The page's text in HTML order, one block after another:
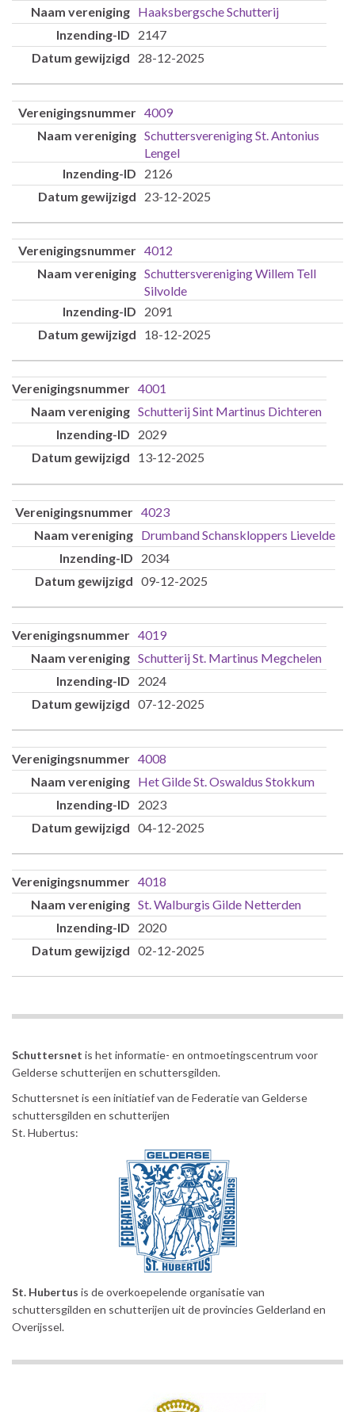
Haaksbergsche Schutterij
2147
28-12-2025
4009
Schuttersvereniging St. Antonius
Lengel
2126
23-12-2025
4012
Schuttersvereniging Willem Tell
Silvolde
2091
18-12-2025
4001
Schutterij Sint Martinus Dichteren
2029
13-12-2025
4023
Drumband Schanskloppers Lievelde
2034
09-12-2025
4019
Schutterij St. Martinus Megchelen
2024
07-12-2025
4008
Het Gilde St. Oswaldus Stokkum
2023
04-12-2025
4018
St. Walburgis Gilde Netterden
2020
02-12-2025
Schuttersnet is het informatie- en ontmoetingscentrum voor
Gelderse schutterijen en schuttersgilden.
Schuttersnet is een initiatief van de Federatie van Gelderse
schuttersgilden en schutterijen
St. Hubertus:
St. Hubertus is de overkoepelende organisatie van
schuttersgilden en schutterijen uit de provincies Gelderland en
Overijssel.